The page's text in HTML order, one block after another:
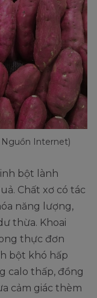
Nguồn Internet)
bột lành
Chất xơ có tác
năng lượng,
thừa. Khoai
thực đơn
bột khó hấp
calo thấp, đồng
cảm giác thèm